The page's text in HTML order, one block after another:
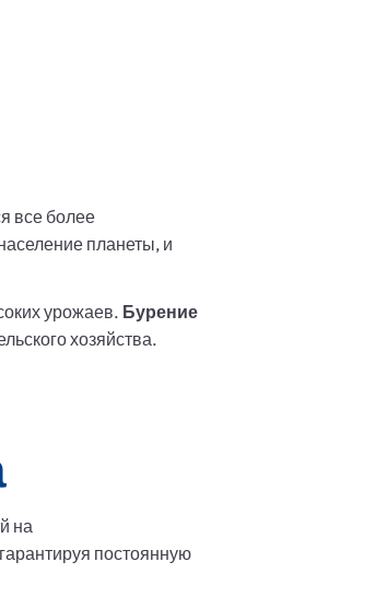
все более
планеты, и
урожаев. Бурение
хозяйства.
на
постоянную